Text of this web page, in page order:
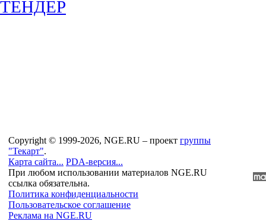
ТЕНДЕР
Copyright © 1999-2026, NGE.RU – проект группы
"Текарт".
Карта сайта... PDA-версия...
При любом использовании материалов NGE.RU
ссылка обязательна.
Политика конфиденциальности
Пользовательское соглашение
Реклама на NGE.RU